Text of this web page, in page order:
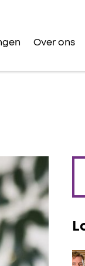
Over ons